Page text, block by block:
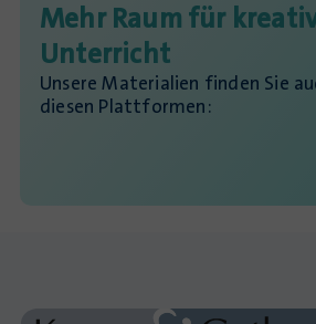
Mehr Raum für
Unterricht
Unsere Materialien finden Sie
diesen Plattformen: